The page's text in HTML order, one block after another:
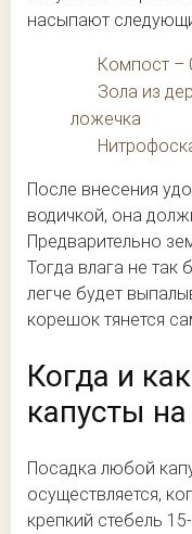
насыпают
Компост –
Зола из
ложечка
После внесения
водичкой, она
Предварительно
Тогда влага не так
легче будет
корешок тянется
Когда и
капусты
Посадка любой
осуществляется,
крепкий стебель